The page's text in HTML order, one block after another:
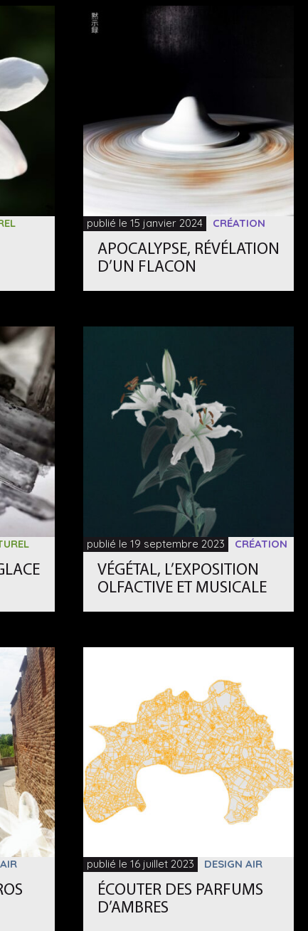
publié le 15 janvier 2024 CRÉATION
APOCALYPSE, RÉVÉLATION
D’UN FLACON
publié le 19 septembre 2023 CRÉATION
VÉGÉTAL, L’EXPOSITION
OLFACTIVE ET MUSICALE
publié le 16 juillet 2023 DESIGN AIR
ÉCOUTER DES PARFUMS
D’AMBRES